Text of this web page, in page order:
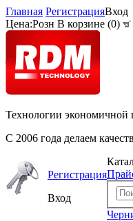
Главная РегистрацияВход
Цена:Розн В корзине (0)
Технологии экономичной
С 2006 года делаем
Регистрация
Вход